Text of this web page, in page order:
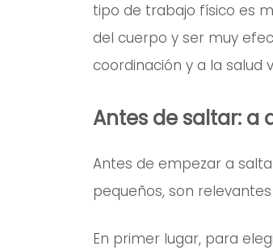
tipo de trabajo físico es
del cuerpo y ser muy
coordinación y a la salud
Antes de saltar: a
Antes de empezar a
pequeños, son
En primer lugar, para